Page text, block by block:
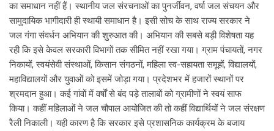
का समाधान नहीं हैं। स्थानीय जल संरचनाओं का पुनर्जीवन, वर्षा जल संचयन और
सामुदायिक भागीदारी ही स्थायी समाधान है। इसी सोच के साथ राज्य सरकार ने
जल गंगा संवर्धन अभियान की शुरुआत की। अभियान की सबसे बड़ी विशेषता यह
रही कि इसे केवल सरकारी विभागों तक सीमित नहीं रखा गया। ग्राम पंचायतों, नगर
निकायों, स्वयंसेवी संस्थाओं, किसान संगठनों, महिला स्व-सहायता समूहों, विद्यालयों,
महाविद्यालयों और युवाओं को इसमें जोड़ा गया। प्रदेशभर में हजारों स्थानों पर
श्रमदान हुआ। कई गांवों में वर्षों से बंद पड़े तालाबों को ग्रामीणों ने स्वयं साफ
किया। कहीं महिलाओं ने जल चौपाल आयोजित की तो कहीं विद्यार्थियों ने जल संरक्षण
रैली निकाली। यही कारण है कि सरकार इसे प्रशासनिक कार्यक्रम के बजाय